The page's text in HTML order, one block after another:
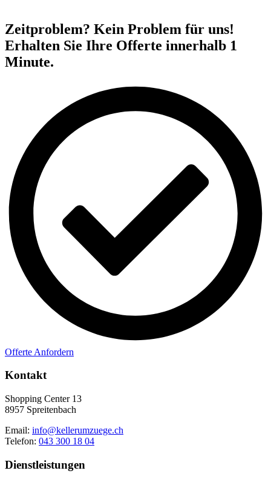
Zeitproblem? Kein Problem für uns!
Erhalten Sie Ihre Offerte innerhalb 1
Minute.
Offerte Anfordern
Kontakt
Shopping Center 13
8957 Spreitenbach
Email: info@kellerumzuege.ch
Telefon: 043 300 18 04
Dienstleistungen